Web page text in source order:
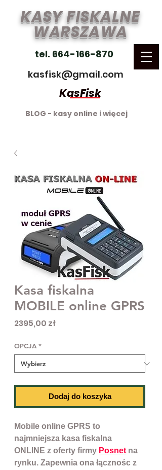
KASY FISKALNE
WARSZAWA
tel. 664-166-870
kasfisk@gmail.com
BLOG - kasy online i więcej
KasFisk
Kasa fiskalna
MOBILE online GPRS
2395,00 złCena
OPCJA *
Dodaj do koszyka
Mobile online GPRS to
najmniejsza kasa fiskalna
ONLINE z oferty firmy Posnet na
rynku. Zapewnia ona łącznośc z